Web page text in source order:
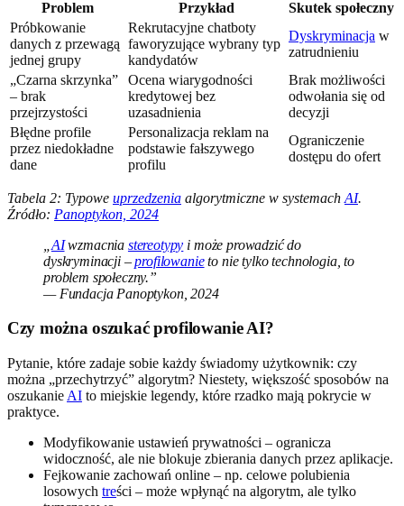
Problem Przykład
Skutek społeczny
Próbkowanie
danych z przewagą
jednej grupy
Rekrutacyjne chatboty
faworyzujące wybrany typ
kandydatów
Dyskryminacja w
zatrudnieniu
„Czarna skrzynka”
– brak
przejrzystości
Ocena wiarygodności
kredytowej bez
uzasadnienia
Brak możliwości
odwołania się od
decyzji
Błędne profile
przez niedokładne
dane
Personalizacja reklam na
podstawie fałszywego
profilu
Ograniczenie
dostępu do ofert
Tabela 2: Typowe uprzedzenia algorytmiczne w systemach AI.
Źródło: Panoptykon, 2024
AIwzmacnia stereotypy i może prowadzić do
dyskryminacji –profilowanieto nie tylko technologia, to
problem społeczny.”
— Fundacja Panoptykon, 2024
Czy można oszukać profilowanie AI?
Pytanie, które zadaje sobie każdy świadomy użytkownik: czy
można „przechytrzyć” algorytm? Niestety, większość sposobów na
oszukanie AI to miejskie legendy, które rzadko mają pokrycie w
praktyce.
Modyfikowanie ustawień prywatności – ogranicza
widoczność, ale nie blokuje zbierania danych przez aplikacje.
Fejkowanie zachowań online – np. celowe polubienia
losowych treści – może wpłynąć na algorytm, ale tylko